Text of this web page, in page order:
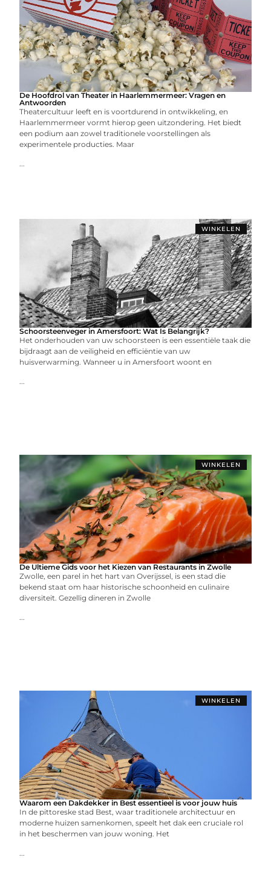
De Hoofdrol van Theater in Haarlemmermeer: Vragen en
Antwoorden
Theatercultuur leeft en is voortdurend in ontwikkeling, en
Haarlemmermeer vormt hierop geen uitzondering. Het biedt
een podium aan zowel traditionele voorstellingen als
experimentele producties. Maar
...
WINKELEN
Schoorsteenveger in Amersfoort: Wat Is Belangrijk?
Het onderhouden van uw schoorsteen is een essentiële taak die
bijdraagt aan de veiligheid en efficiëntie van uw
huisverwarming. Wanneer u in Amersfoort woont en
...
WINKELEN
De Ultieme Gids voor het Kiezen van Restaurants in Zwolle
Zwolle, een parel in het hart van Overijssel, is een stad die
bekend staat om haar historische schoonheid en culinaire
diversiteit. Gezellig dineren in Zwolle
...
WINKELEN
Waarom een Dakdekker in Best essentieel is voor jouw huis
In de pittoreske stad Best, waar traditionele architectuur en
moderne huizen samenkomen, speelt het dak een cruciale rol
in het beschermen van jouw woning. Het
...